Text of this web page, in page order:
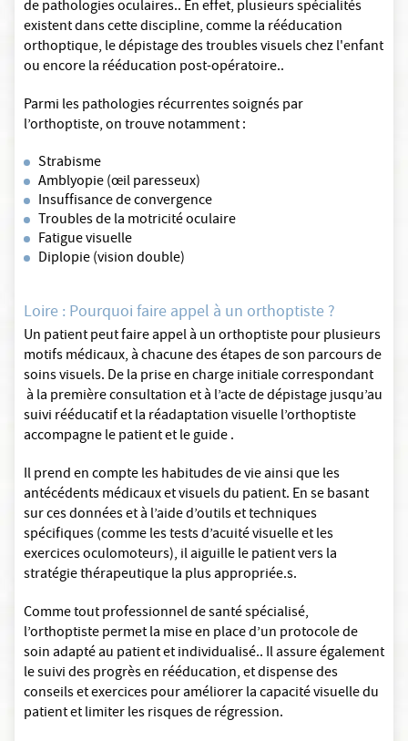
de pathologies oculaires.. En effet, plusieurs spécialités
existent dans cette discipline, comme la rééducation
orthoptique, le dépistage des troubles visuels chez l'enfant
ou encore la rééducation post-opératoire..
Parmi les pathologies récurrentes soignés par
l’orthoptiste, on trouve notamment :
Strabisme
Amblyopie (œil paresseux)
Insuffisance de convergence
Troubles de la motricité oculaire
Fatigue visuelle
Diplopie (vision double)
Loire : Pourquoi faire appel à un orthoptiste ?
Un patient peut faire appel à un orthoptiste pour plusieurs
motifs médicaux, à chacune des étapes de son parcours de
soins visuels. De la prise en charge initiale correspondant
à la première consultation et à l’acte de dépistage jusqu’au
suivi rééducatif et la réadaptation visuelle l’orthoptiste
accompagne le patient et le guide .
Il prend en compte les habitudes de vie ainsi que les
antécédents médicaux et visuels du patient. En se basant
sur ces données et à l’aide d’outils et techniques
spécifiques (comme les tests d’acuité visuelle et les
exercices oculomoteurs), il aiguille le patient vers la
stratégie thérapeutique la plus appropriée.s.
Comme tout professionnel de santé spécialisé,
l’orthoptiste permet la mise en place d’un protocole de
soin adapté au patient et individualisé.. Il assure également
le suivi des progrès en rééducation, et dispense des
conseils et exercices pour améliorer la capacité visuelle du
patient et limiter les risques de régression.